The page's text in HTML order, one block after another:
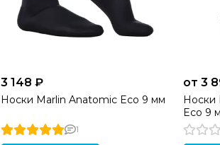
3 148 ₽
Носки Marlin Anatomic Eco 9 мм
1
от 3
Носки
Eco 9